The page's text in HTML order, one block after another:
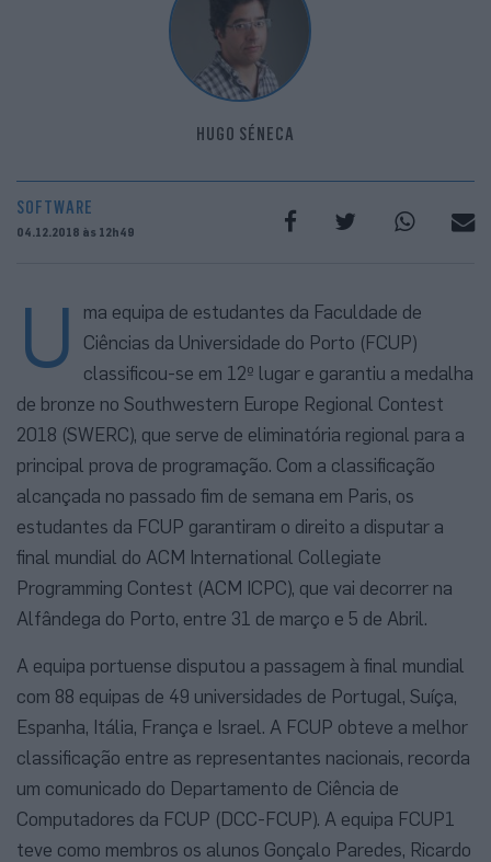
HUGO SÉNECA
SOFTWARE
04.12.2018 às 12h49
U
ma equipa de estudantes da Faculdade de
Ciências da Universidade do Porto (FCUP)
classificou-se em 12º lugar e garantiu a medalha
de bronze no Southwestern Europe Regional Contest
2018 (SWERC), que serve de eliminatória regional para a
principal prova de programação. Com a classificação
alcançada no passado fim de semana em Paris, os
estudantes da FCUP garantiram o direito a disputar a
final mundial do ACM International Collegiate
Programming Contest (ACM ICPC), que vai decorrer na
Alfândega do Porto, entre 31 de março e 5 de Abril.
A equipa portuense disputou a passagem à final mundial
com 88 equipas de 49 universidades de Portugal, Suíça,
Espanha, Itália, França e Israel. A FCUP obteve a melhor
classificação entre as representantes nacionais, recorda
um comunicado do Departamento de Ciência de
Computadores da FCUP (DCC-FCUP). A equipa FCUP1
teve como membros os alunos Gonçalo Paredes, Ricardo